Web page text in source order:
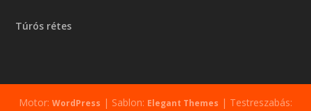
Túrós rétes
Motor: WordPress | Sablon: Elegant Themes | Testreszabás: